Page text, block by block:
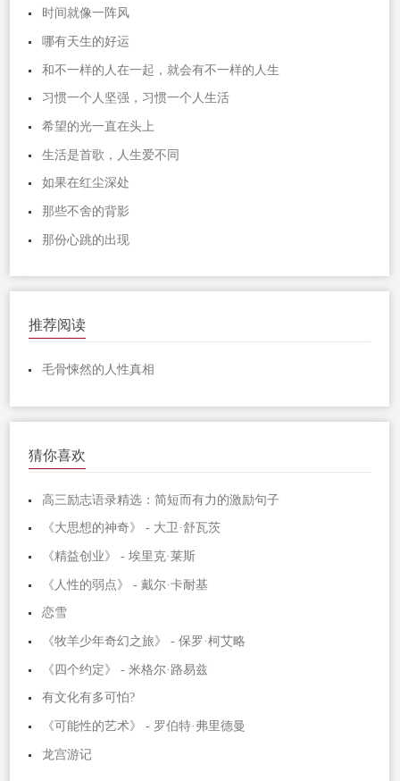
时间就像一阵风
哪有天生的好运
和不一样的人在一起，就会有不一样的人生
习惯一个人坚强，习惯一个人生活
希望的光一直在头上
生活是首歌，人生爱不同
如果在红尘深处
那些不舍的背影
那份心跳的出现
推荐阅读
毛骨悚然的人性真相
猜你喜欢
高三励志语录精选：简短而有力的激励句子
《大思想的神奇》 - 大卫·舒瓦茨
《精益创业》 - 埃里克·莱斯
《人性的弱点》 - 戴尔·卡耐基
恋雪
《牧羊少年奇幻之旅》 - 保罗·柯艾略
《四个约定》 - 米格尔·路易兹
有文化有多可怕?
《可能性的艺术》 - 罗伯特·弗里德曼
龙宫游记